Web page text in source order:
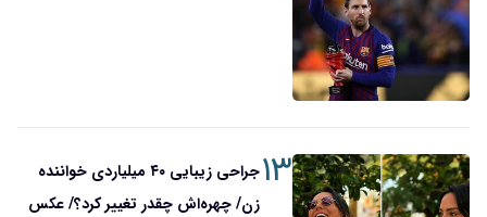
۱۳
جراحی زیبایی ۴۰ میلیاردی خواننده
زن/ چهره‌اش چقدر تغییر کرد؟/ عکس